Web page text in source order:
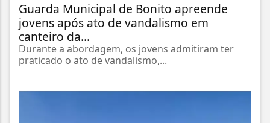
Guarda Municipal de Bonito apreende
jovens após ato de vandalismo em
canteiro da...
Durante a abordagem, os jovens admitiram ter
praticado o ato de vandalismo,...